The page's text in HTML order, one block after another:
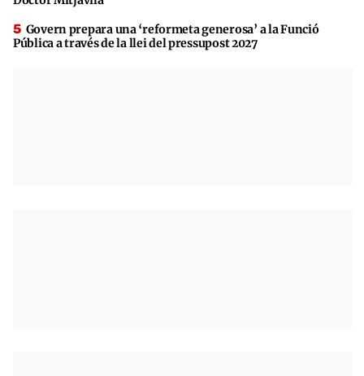
Govern prepara una ‘reformeta generosa’ a la Funció
Pública a través de la llei del pressupost 2027